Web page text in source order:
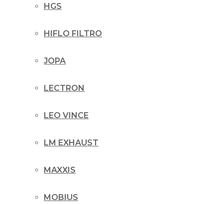
HGS
HIFLO FILTRO
JOPA
LECTRON
LEO VINCE
LM EXHAUST
MAXXIS
MOBIUS